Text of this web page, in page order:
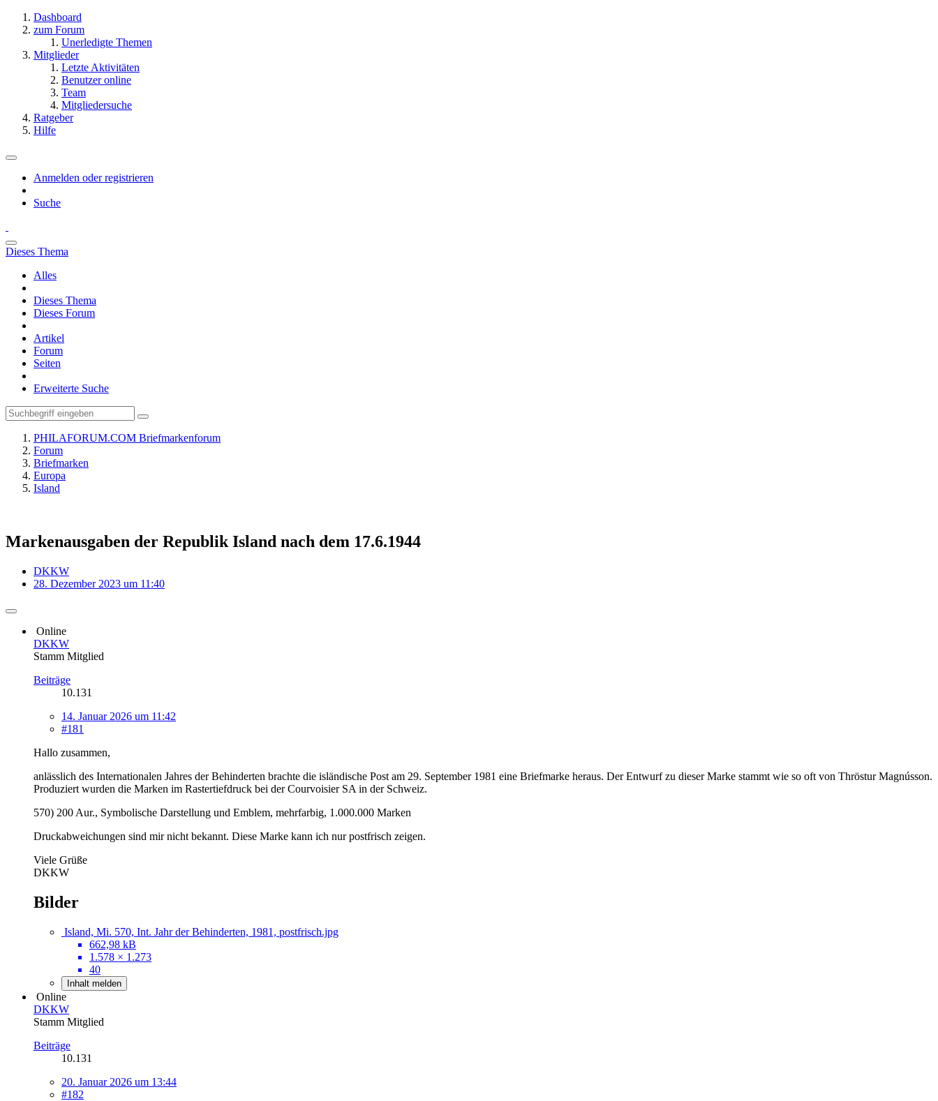
Dashboard
zum Forum
Unerledigte Themen
Mitglieder
Letzte Aktivitäten
Benutzer online
Team
Mitgliedersuche
Ratgeber
Hilfe
Anmelden oder registrieren
Suche
Dieses Thema
Alles
Dieses Thema
Dieses Forum
Artikel
Forum
Seiten
Erweiterte Suche
PHILAFORUM.COM Briefmarkenforum
Forum
Briefmarken
Europa
Island
Markenausgaben der Republik Island nach dem 17.6.1944
DKKW
28. Dezember 2023 um 11:40
Online
DKKW
Stamm Mitglied
Beiträge
10.131
14. Januar 2026 um 11:42
#181
Hallo zusammen,
anlässlich des Internationalen Jahres der Behinderten brachte die isländische Post am 29. September 1981 eine Briefmarke heraus. Der Entwurf zu dieser Marke stammt wie so oft von Thröstur Magnússon.
Produziert wurden die Marken im Rastertiefdruck bei der Courvoisier SA in der Schweiz.
570) 200 Aur., Symbolische Darstellung und Emblem, mehrfarbig, 1.000.000 Marken
Druckabweichungen sind mir nicht bekannt. Diese Marke kann ich nur postfrisch zeigen.
Viele Grüße
DKKW
Bilder
Island, Mi. 570, Int. Jahr der Behinderten, 1981, postfrisch.jpg
662,98 kB
1.578 × 1.273
40
Inhalt melden
Online
DKKW
Stamm Mitglied
Beiträge
10.131
20. Januar 2026 um 13:44
#182